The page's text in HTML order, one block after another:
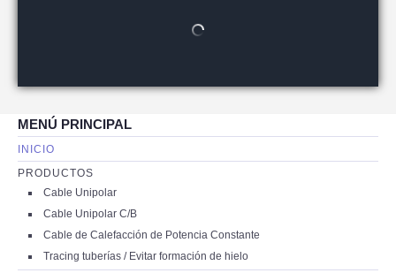
MENÚ PRINCIPAL
INICIO
PRODUCTOS
Cable Unipolar
Cable Unipolar C/B
Cable de Calefacción de Potencia Constante
Tracing tuberías / Evitar formación de hielo